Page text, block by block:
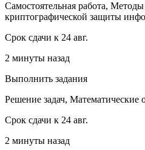
Самостоятельная работа, Методы
криптографической защиты
Срок сдачи к 24 авг.
2 минуты назад
Выполнить задания
Решение задач, Математические
Срок сдачи к 24 авг.
2 минуты назад